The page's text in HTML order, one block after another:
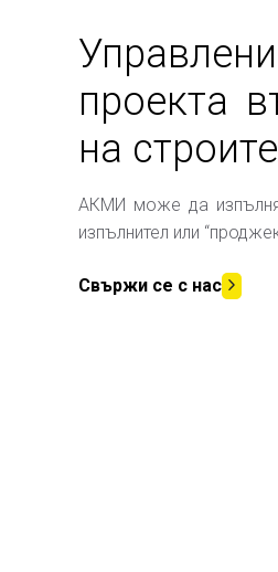
проекта
на
АКМИ може да
изпълнител или
Свържи се с нас